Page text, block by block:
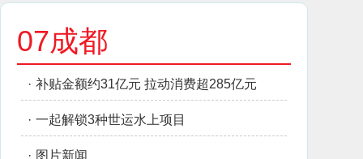
07成都
· 补贴金额约31亿元 拉动消费超285亿元
· 一起解锁3种世运水上项目
· 图片新闻